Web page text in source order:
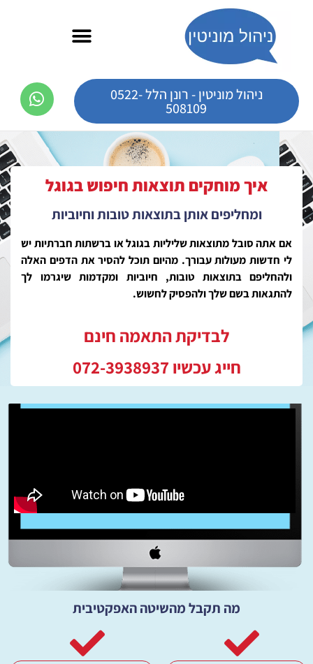
ניהול מוניטין - רונן הלל 0522-
508109
איך מוחקים תוצאות חיפוש בגוגל
ומחליפים אותן בתוצאות טובות וחיוביות
אם אתה סובל מתוצאות שליליות בגוגל או ברשתות חברתיות יש
לי חדשות מעולות עבורך. מהיום תוכל להסיר את הדפים האלה
ולהחליפם בתוצאות טובות, חיוביות ומקדמות שיגרמו לך
להתגאות בשם שלך ולהפסיק לחשוש.
לבדיקת התאמה חינם
חייג עכשיו 072-3938937
מה תקבל מהשיטה האפקטיבית